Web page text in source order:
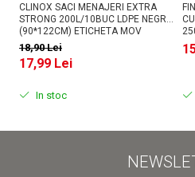
CLINOX SACI MENAJERI EXTRA
STRONG 200L/10BUC LDPE NEGRI
(90*122CM) ETICHETA MOV
18,90 Lei
17,99 Lei
In stoc